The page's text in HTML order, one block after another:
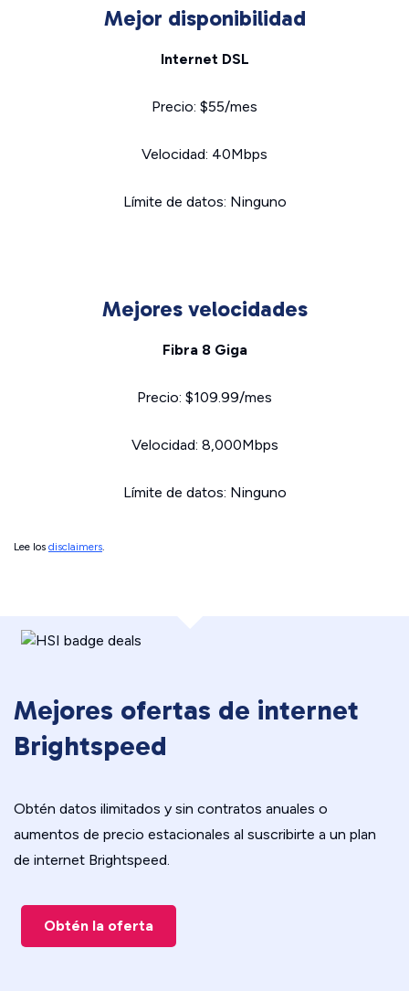
Mejor disponibilidad
Internet DSL
Precio: $55/mes
Velocidad: 40Mbps
Límite de datos: Ninguno
Mejores velocidades
Fibra 8 Giga
Precio: $109.99/mes
Velocidad: 8,000Mbps
Límite de datos: Ninguno
Lee los disclaimers.
Mejores ofertas de internet
Brightspeed
Obtén datos ilimitados y sin contratos anuales o
aumentos de precio estacionales al suscribirte a un plan
de internet Brightspeed.
Obtén la oferta